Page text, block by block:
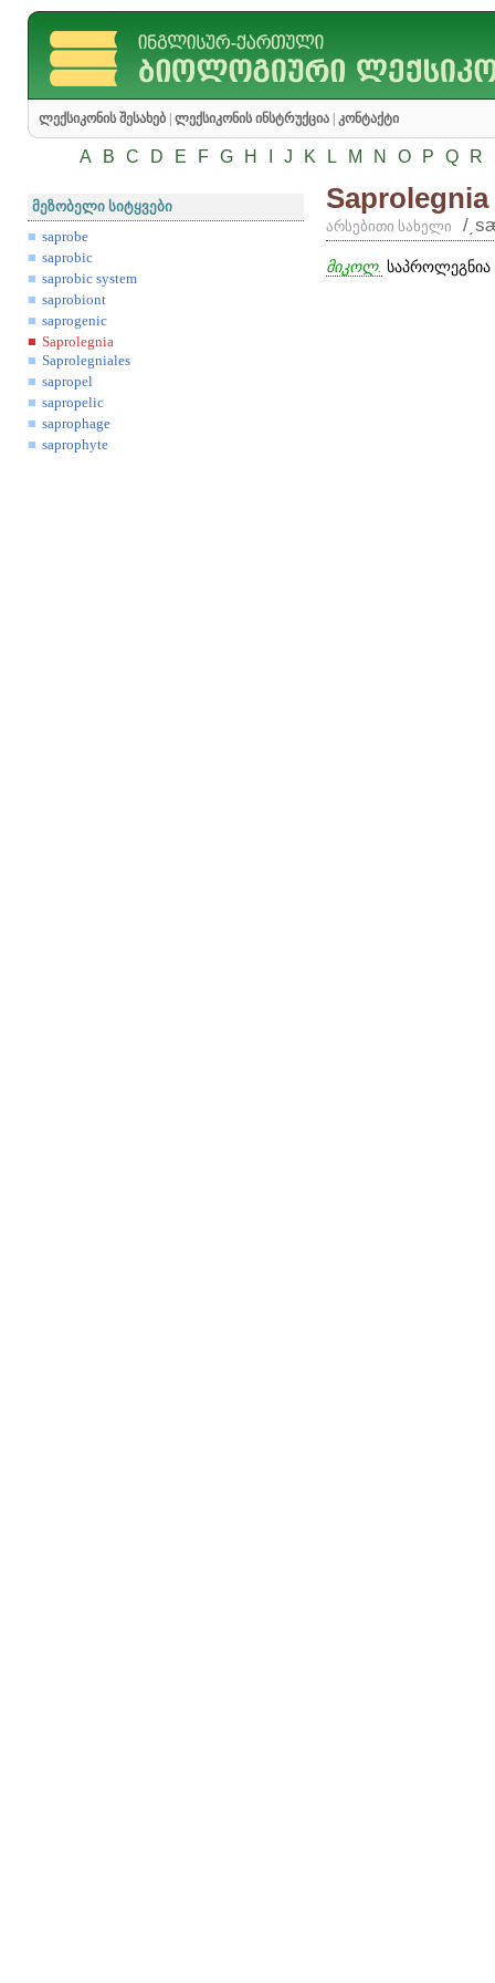
ლექსიკონის შესახებ ლექსიკონის ინსტრუქცია კონტაქტი
A B C D E F G H J K L M N O P Q R
მეზობელი სიტყვები
saprobe
saprobic
saprobic system
saprobiont
saprogenic
Saprolegnia
Saprolegniales
sapropel
sapropelic
saprophage
saprophyte
Saprolegnia
არსებითი სახელი /
მიკოლ. საპროლეგნია